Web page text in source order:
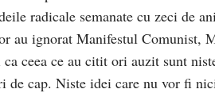
radicale semanate cu zeci de
au ignorat Manifestul Comunist,
ceea ce au citit ori auzit sunt
de cap. Niste idei care nu vor fi